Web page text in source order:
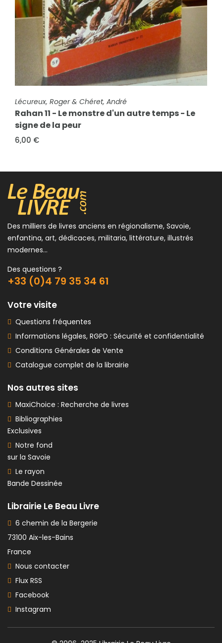
FICHE COMPLÈTE
Lécureux, Roger & Chéret, André
Rahan 11 - Le monstre d'un autre temps - Le
signe de la peur
6,00 €
FICHE COMPLÈTE
5,00 €
Des milliers de livres anciens en régionalisme, Savoie,
enfantina, art, dédicaces, militaria, littérature, illustrés
modernes...
Des questions ?
+33 (0)4 79 35 34 61
Votre visite
Questions fréquentes
Informations légales, RGPD : Sécurité et confidentialité
Conditions Générales de Vente
Catalogue complet de la librairie
Nos autres sites
MaxiChoice : Recherche de livres
Bibliographies
Exclusives
Notre fond
sur la Savoie
Le rayon
Bande Dessinée
Librairie Le Beau Livre
6 chemin de la Bergerie
73100 Aix-les-Bains
France
Nous contacter
Flux RSS
Facebook
Instagram